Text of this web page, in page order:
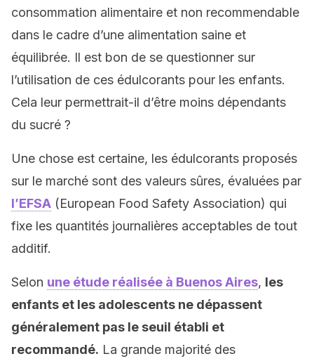
consommation alimentaire et non recommendable
dans le cadre d’une alimentation saine et
équilibrée. Il est bon de se questionner sur
l’utilisation de ces édulcorants pour les enfants.
Cela leur permettrait-il d’être moins dépendants
du sucré ?
Une chose est certaine, les édulcorants proposés
sur le marché sont des valeurs sûres, évaluées par
l’EFSA (European Food Safety Association) qui
fixe les quantités journalières acceptables de tout
additif.
Selon une étude réalisée à Buenos Aires, les
enfants et les adolescents ne dépassent
généralement pas le seuil établi et
recommandé. La grande majorité des